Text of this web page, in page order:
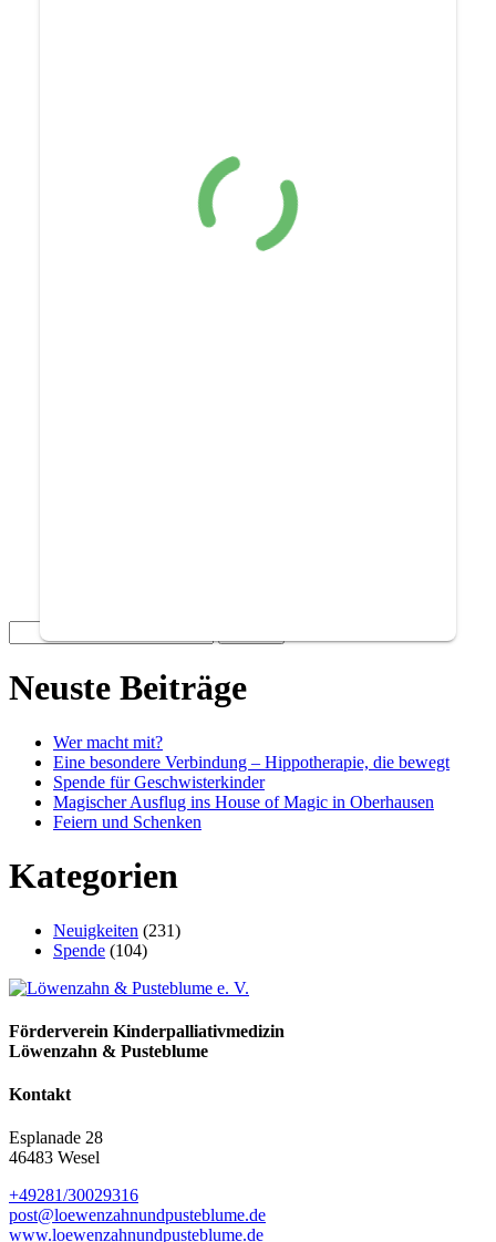
nach:
Neuste Beiträge
Wer macht mit?
Eine besondere Verbindung – Hippotherapie, die bewegt
Spende für Geschwisterkinder
Magischer Ausflug ins House of Magic in Oberhausen
Feiern und Schenken
Kategorien
Neuigkeiten (231)
Spende (104)
Förderverein Kinder­palliativ­medizin
Löwenzahn & Pusteblume
Kontakt
Esplanade 28
46483 Wesel
+49281/30029316
post@loewenzahn­und­pusteblume.de
www.loewenzahnund­pusteblume.de